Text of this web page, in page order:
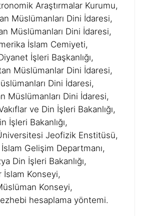
Araştırmalar Kurumu,
Müslümanları Dini İdaresi,
Müslümanları Dini İdaresi,
İslam Cemiyeti,
İşleri Başkanlığı,
Müslümanlar Dini İdaresi,
Dini İdaresi,
Müslümanları Dini İdaresi,
ve Din İşleri Bakanlığı,
İşleri Bakanlığı,
Jeofizik Enstitüsü,
Gelişim Departmanı,
Din İşleri Bakanlığı,
İslam Konseyi,
Konseyi,
hesaplama yöntemi.